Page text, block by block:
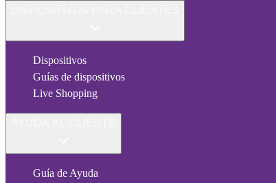
Dispositivos
Guías de dispositivos
Live Shopping
Guía de Ayuda